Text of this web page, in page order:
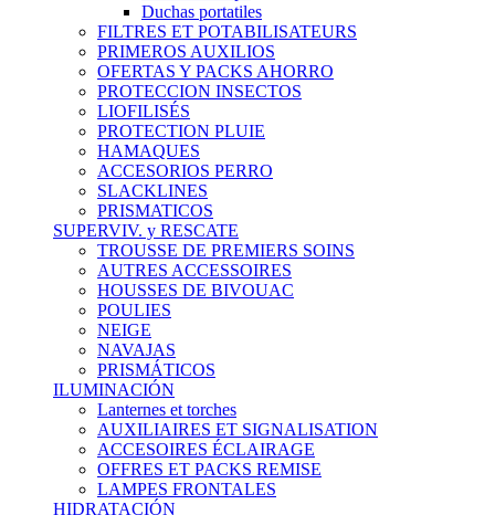
Duchas portatiles
FILTRES ET POTABILISATEURS
PRIMEROS AUXILIOS
OFERTAS Y PACKS AHORRO
PROTECCION INSECTOS
LIOFILISÉS
PROTECTION PLUIE
HAMAQUES
ACCESORIOS PERRO
SLACKLINES
PRISMATICOS
SUPERVIV. y RESCATE
TROUSSE DE PREMIERS SOINS
AUTRES ACCESSOIRES
HOUSSES DE BIVOUAC
POULIES
NEIGE
NAVAJAS
PRISMÁTICOS
ILUMINACIÓN
Lanternes et torches
AUXILIAIRES ET SIGNALISATION
ACCESOIRES ÉCLAIRAGE
OFFRES ET PACKS REMISE
LAMPES FRONTALES
HIDRATACIÓN